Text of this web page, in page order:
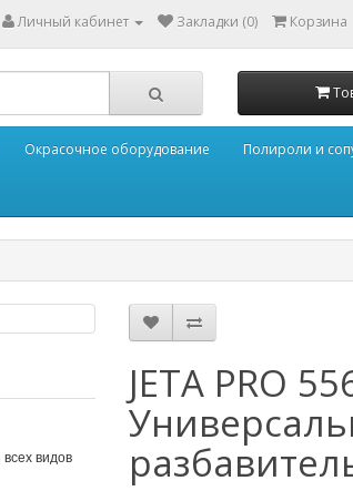
Личный кабинет Закладки (0) Корзина
Окрасочное оборудование Полироли и
видов
JETA PRO